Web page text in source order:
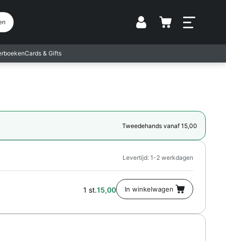
Vestiging
Cards & Gifts
Tweedehands vanaf 15,00
1 st.15,00
Levertijd: 1-2 werkdagen